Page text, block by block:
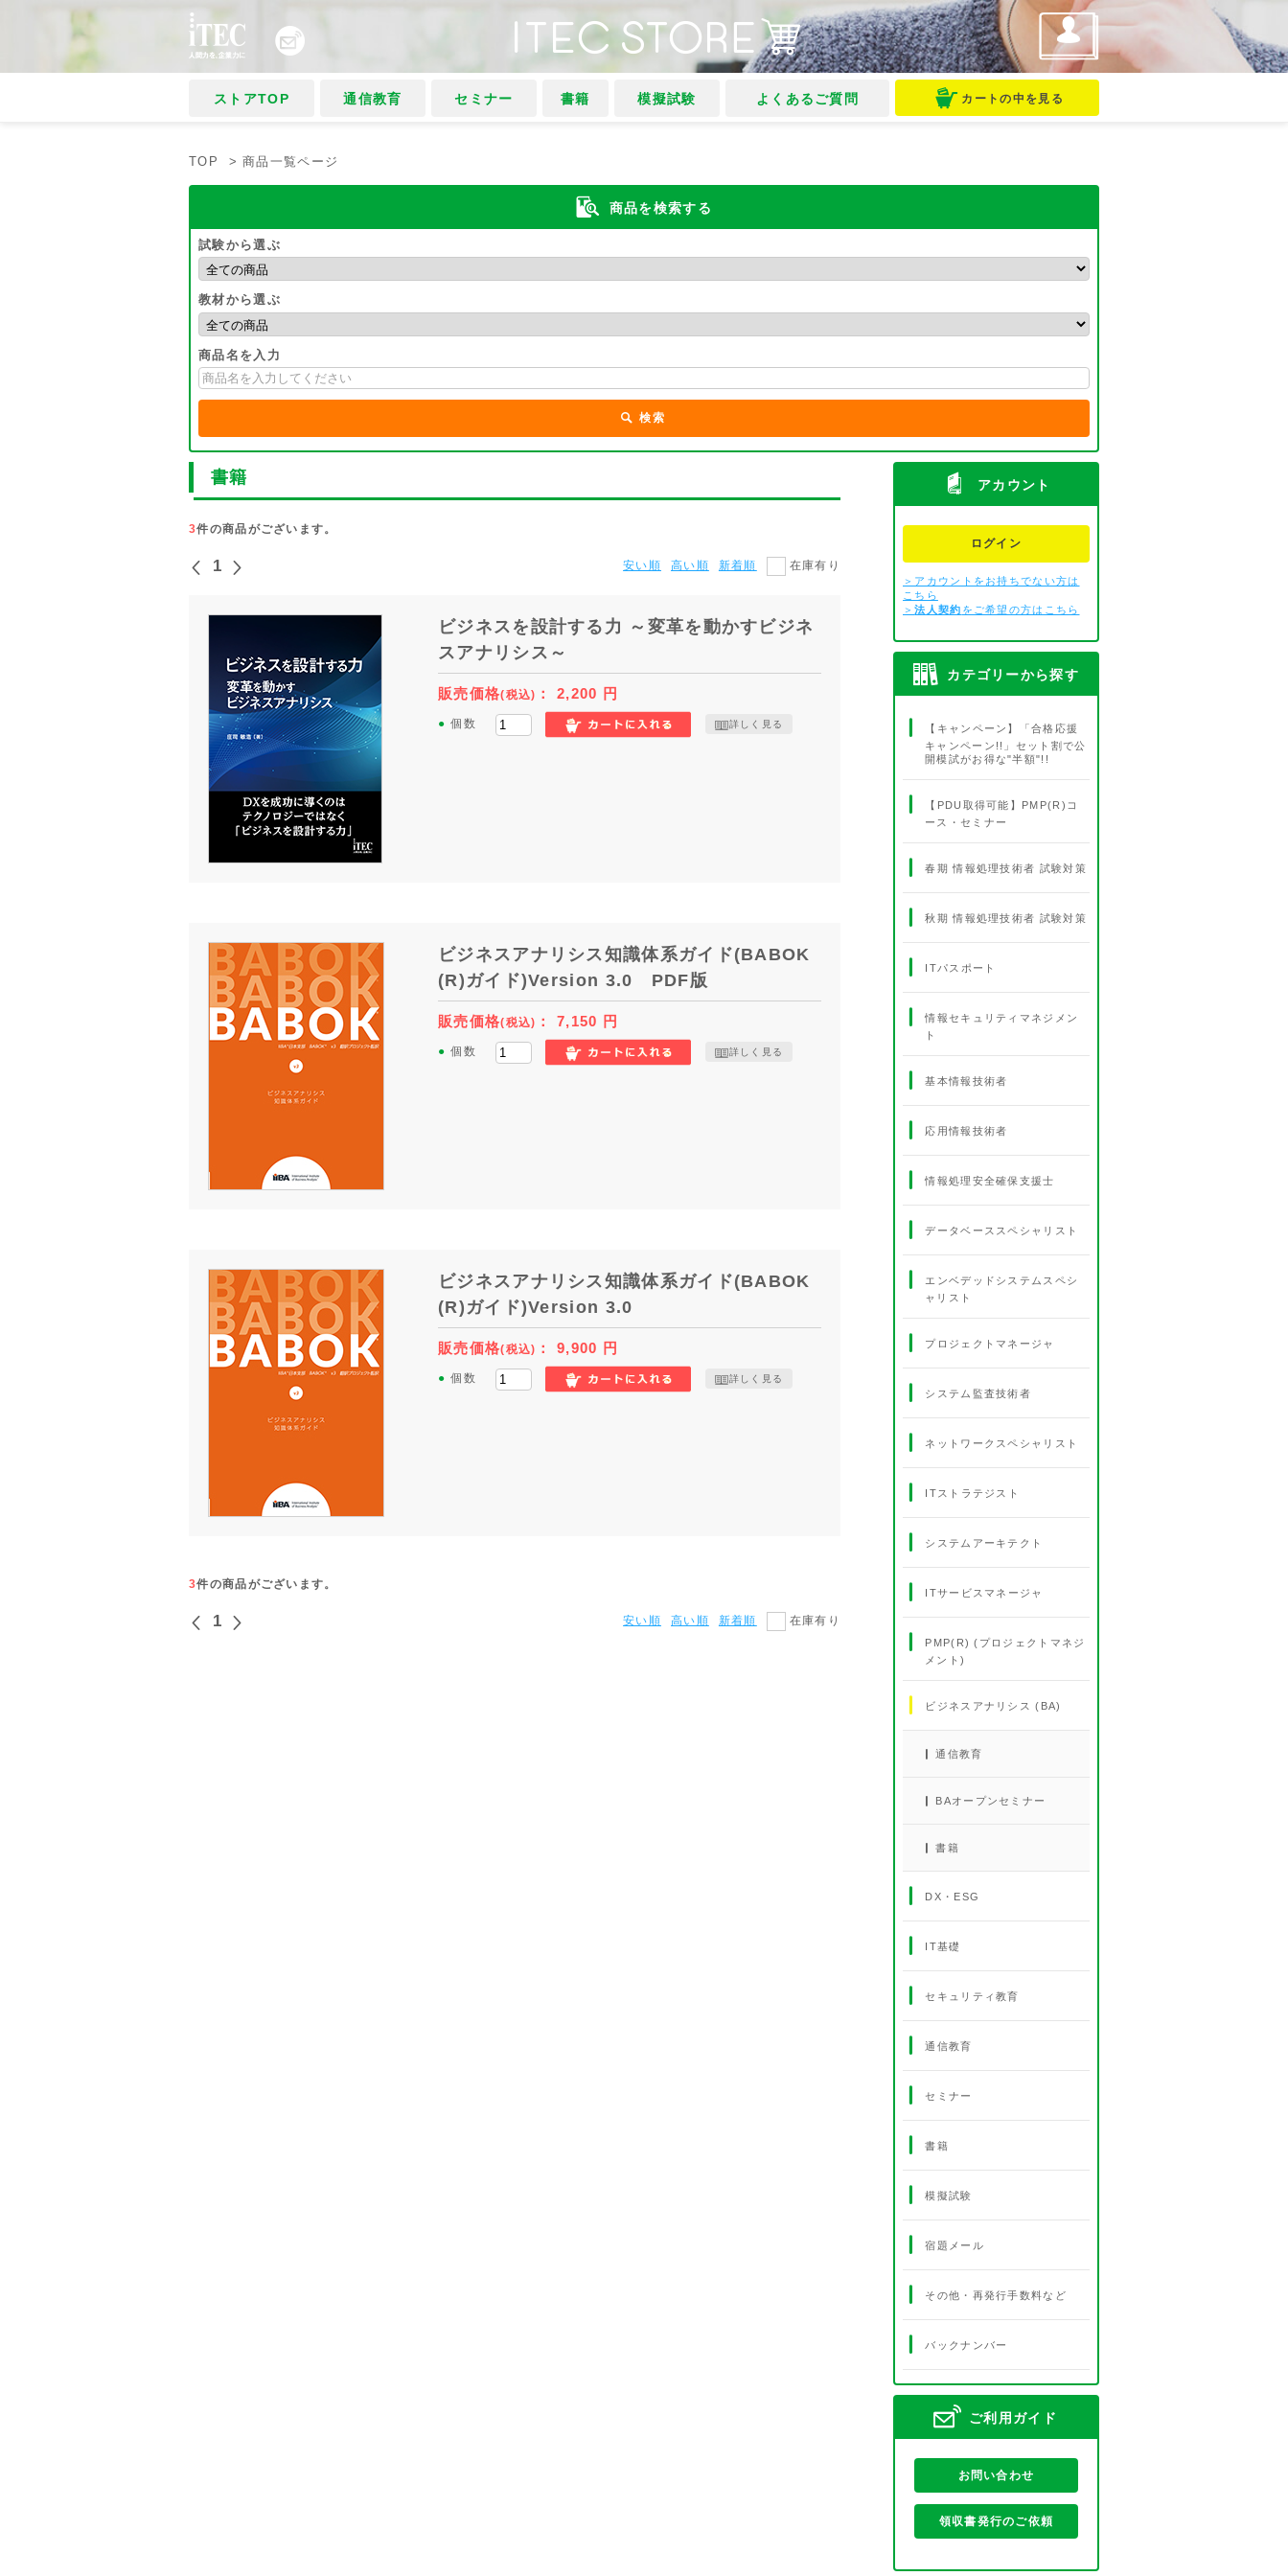
ストアTOP 通信教育 セミナー 書籍 模擬試験 よくあるご質問 カートの中を見る
TOP > 商品一覧ページ
商品を検索する
試験から選ぶ
教材から選ぶ
商品名を入力
検索
書籍
3件の商品がございます。
1 安い順 高い順 新着順 在庫有り
ビジネスを設計する力 ～変革を動かすビジネ
スアナリシス～
販売価格(税込) ：2,200 円
● 個数 詳しく見る
ビジネスアナリシス知識体系ガイド(BABOK
(R)ガイド)Version 3.0 PDF版
販売価格(税込) ：7,150 円
● 個数 詳しく見る
ビジネスアナリシス知識体系ガイド(BABOK
(R)ガイド)Version 3.0
販売価格(税込) ：9,900 円
● 個数 詳しく見る
3件の商品がございます。
1 安い順 高い順 新着順 在庫有り
アカウント
ログイン
＞アカウントをお持ちでない方は
こちら
＞法人契約 をご希望の方はこちら
カテゴリーから探す
【キャンペーン】「合格応援
キャンペーン!!」セット割で公
開模試がお得な"半額"!!
【PDU取得可能】PMP(R)コ
ース・セミナー
春期 情報処理技術者 試験対策
秋期 情報処理技術者 試験対策
ITパスポート
情報セキュリティマネジメン
ト
基本情報技術者
応用情報技術者
情報処理安全確保支援士
データベーススペシャリスト
エンベデッドシステムスペシ
ャリスト
プロジェクトマネージャ
システム監査技術者
ネットワークスペシャリスト
ITストラテジスト
システムアーキテクト
ITサービスマネージャ
PMP(R) (プロジェクトマネジ
メント)
ビジネスアナリシス (BA)
通信教育
BAオープンセミナー
書籍
DX・ESG
IT基礎
セキュリティ教育
通信教育
セミナー
書籍
模擬試験
宿題メール
その他・再発行手数料など
バックナンバー
ご利用ガイド
お問い合わせ
領収書発行のご依頼